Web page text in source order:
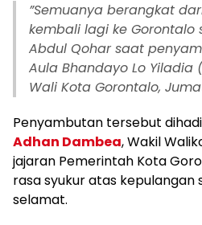
‎‎”Semuanya berangkat
kembali lagi ke Gorontalo
Abdul Qohar saat
Aula Bhandayo Lo Yiladia
Wali Kota Gorontalo,
‎‎Penyambutan tersebut
Adhan Dambea, Wakil
jajaran Pemerintah Kota
rasa syukur atas kepulangan
selamat.‎‎